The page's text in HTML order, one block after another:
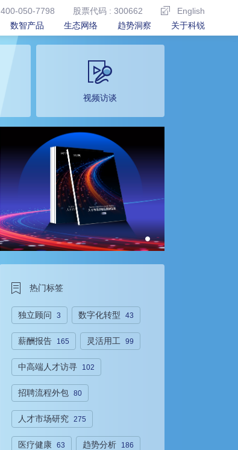
400-050-7798 股票代码 : 300662
English
数智产品 生态网络 趋势洞察 关于科锐
视频访谈
热门标签
独立顾问 3 数字化转型 43
薪酬报告 165 灵活用工 99
中高端人才访寻 102
招聘流程外包 80
人才市场研究 275
医疗健康 63 趋势分析 186